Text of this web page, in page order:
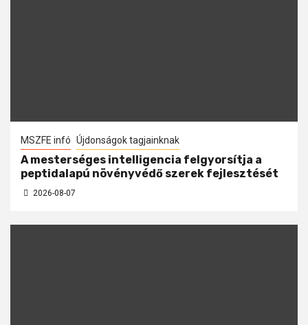
MSZFE infó Újdonságok tagjainknak
A mesterséges intelligencia felgyorsítja a
peptidalapú növényvédő szerek fejlesztését
2026-08-07